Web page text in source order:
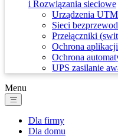
i Rozwiązania sieciowe
Urządzenia UTM
Sieci
Przełączniki
Ochrona
Ochrona
UPS zasilanie
Menu
Dla firmy
Dla domu